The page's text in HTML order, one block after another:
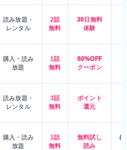
読み放題・
レンタル
2話
無料
30日無料
体験
購入・読み
放題
1話
無料
60%OFF
クーポン
読み放題・
レンタル
3話
無料
ポイント
還元
購入・読み
放題
1話
無料
無料試し
読み
都